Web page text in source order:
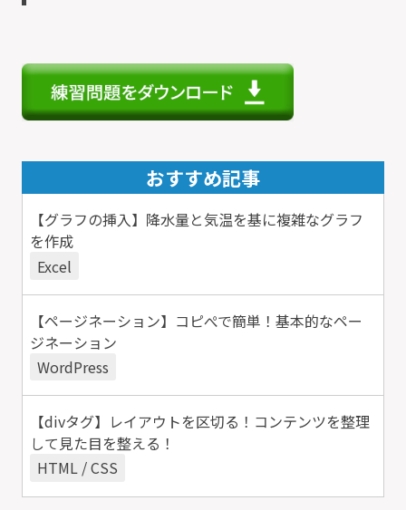
おすすめ記事
【グラフの挿入】降水量と気温を基に複雑なグラフ
を作成
Excel
【ページネーション】コピぺで簡単！基本的なペー
ジネーション
WordPress
【divタグ】レイアウトを区切る！コンテンツを整理
して見た目を整える！
HTML / CSS